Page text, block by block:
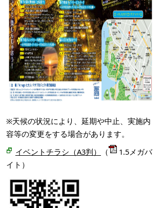
※天候の状況により、延期や中止、実施内
容等の変更をする場合があります。
イベントチラシ（A3判）
（
1.5メガバ
イト）